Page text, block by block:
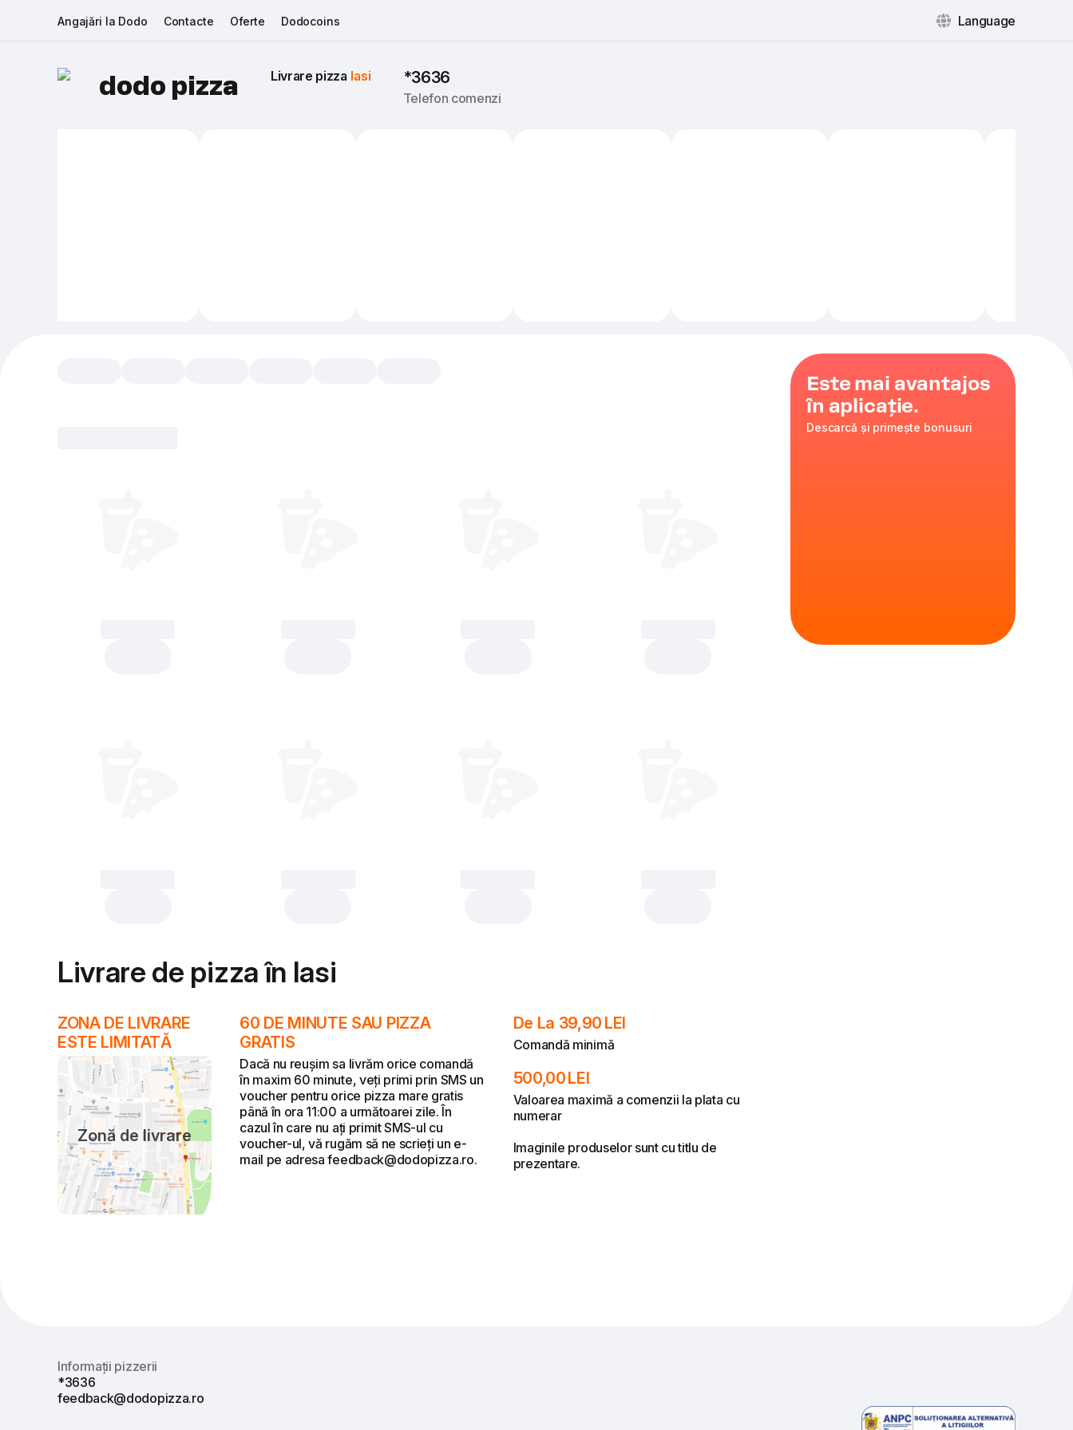
Angajări la Dodo Contacte Oferte Dodocoins Language
dodo pizza Livrare pizza Iasi *3636
Telefon comenzi
Este mai avantajos
în aplicație.
Descarcă și primește bonusuri
Livrare de pizza în Iasi
ZONA DE LIVRARE
ESTE LIMITATĂ
Zonă de livrare
60 DE MINUTE SAU PIZZA
GRATIS
Dacă nu reușim sa livrăm orice comandă
în maxim 60 minute, veți primi prin SMS un
voucher pentru orice pizza mare gratis
până în ora 11:00 a următoarei zile. În
cazul în care nu ați primit SMS-ul cu
voucher-ul, vă rugăm să ne scrieți un e-
mail pe adresa feedback@dodopizza.ro.
De La 39,90 LEI
Comandă minimă
500,00 LEI
Valoarea maximă a comenzii la plata cu
numerar
Imaginile produselor sunt cu titlu de
prezentare.
Informații pizzerii
*3636
feedback@dodopizza.ro